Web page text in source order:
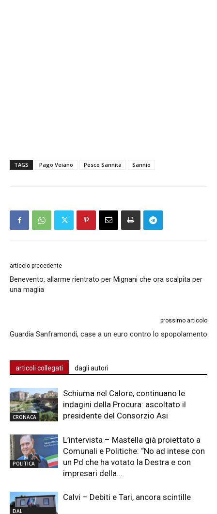
TAGS Pago Veiano Pesco Sannita Sannio
articolo precedente
Benevento, allarme rientrato per Mignani che ora scalpita per
una maglia
prossimo articolo
Guardia Sanframondi, case a un euro contro lo spopolamento
articoli collegati dagli autori
CRONACA
Schiuma nel Calore, continuano le
indagini della Procura: ascoltato il
presidente del Consorzio Asi
POLITICA
L’intervista – Mastella già proiettato a
Comunali e Politiche: “No ad intese con
un Pd che ha votato la Destra e con
impresari della...
DAL
Calvi – Debiti e Tari, ancora scintille